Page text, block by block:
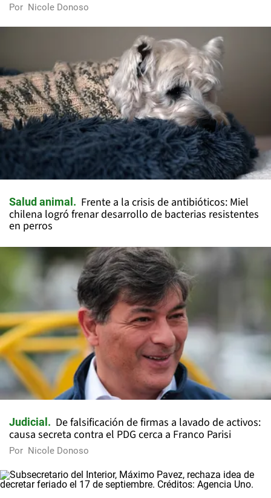
Por Nicole Donoso
Salud animal
Frente a la crisis de antibióticos: Miel
chilena logró frenar desarrollo de bacterias resistentes
en perros
Judicial
De falsificación de firmas a lavado de activos:
causa secreta contra el PDG cerca a Franco Parisi
Por Nicole Donoso